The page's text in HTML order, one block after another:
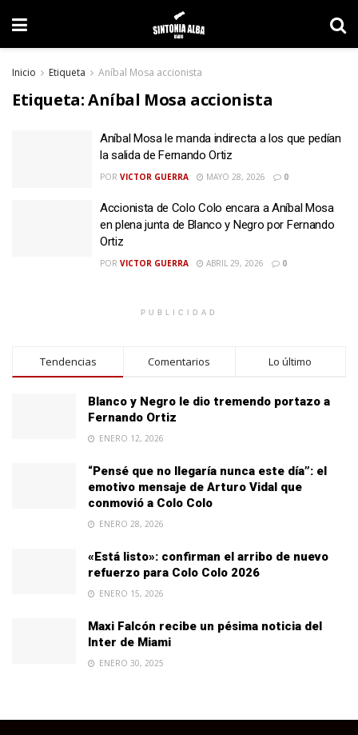
Inicio Etiqueta Aníbal Mosa accionista
Etiqueta:Aníbal Mosa accionista
Aníbal Mosa le manda indirecta a los que pedían
la salida de Fernando Ortiz
POR VICTOR GUERRA MAYO 28, 2026 0
Accionista de Colo Colo encara a Aníbal Mosa
en plena junta de Blanco y Negro por Fernando
Ortiz
POR VICTOR GUERRA ABRIL 29, 2026 0
PUBLICIDAD
Tendencias Comentarios Lo último
Blanco y Negro le dio tremendo portazo a
Fernando Ortiz
ENERO 12, 2026
“Pensé que no llegaría nunca este día”: el
emotivo mensaje de Arturo Vidal que
conmovió a Colo Colo
ENERO 28, 2026
«Está listo»: confirman el arribo de nuevo
refuerzo para Colo Colo 2026
ENERO 15, 2026
Maxi Falcón recibe un pésima noticia del
Inter de Miami
ENERO 30, 2025